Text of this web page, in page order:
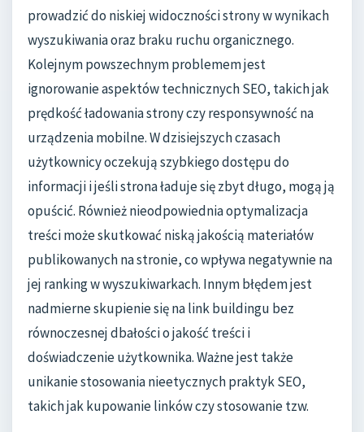
prowadzić do niskiej widoczności strony w wynikach
wyszukiwania oraz braku ruchu organicznego.
Kolejnym powszechnym problemem jest
ignorowanie aspektów technicznych SEO, takich jak
prędkość ładowania strony czy responsywność na
urządzenia mobilne. W dzisiejszych czasach
użytkownicy oczekują szybkiego dostępu do
informacji i jeśli strona ładuje się zbyt długo, mogą ją
opuścić. Również nieodpowiednia optymalizacja
treści może skutkować niską jakością materiałów
publikowanych na stronie, co wpływa negatywnie na
jej ranking w wyszukiwarkach. Innym błędem jest
nadmierne skupienie się na link buildingu bez
równoczesnej dbałości o jakość treści i
doświadczenie użytkownika. Ważne jest także
unikanie stosowania nieetycznych praktyk SEO,
takich jak kupowanie linków czy stosowanie tzw.